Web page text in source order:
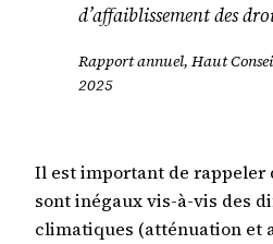
d’affaiblissement des
Rapport annuel, Haut
2025
Il est important de rappeler
sont inégaux vis-à-vis des
climatiques (atténuation et